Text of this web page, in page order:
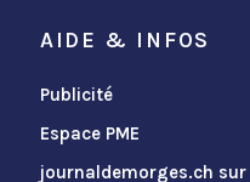
AIDE & INFOS
Publicité
Espace PME
journaldemorges.ch sur